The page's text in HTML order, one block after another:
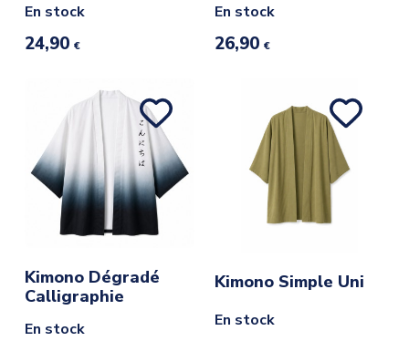
En stock
24,90 €
En stock
26,90 €
Kimono Dégradé
Calligraphie
En stock
Kimono Simple Uni
En stock